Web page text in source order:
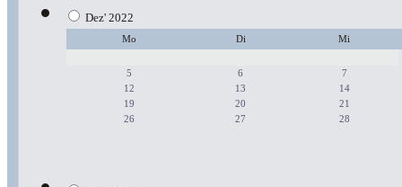
Dez' 2022
Mo Di Mi
5 6
7
12
13
14
19
20
21
26
27 28